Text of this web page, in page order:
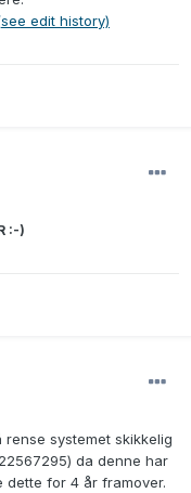
edit history)
:-)
systemet skikkelig
da denne har
dette for 4 år framover.